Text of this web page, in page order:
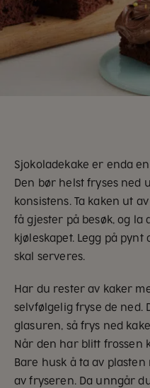
Sjokoladekake er enda
Den bør helst fryses ned
konsistens. Ta kaken ut
få gjester på besøk, og la
kjøleskapet. Legg på
skal serveres.
Har du rester av kaker
selvfølgelig fryse de ned.
glasuren, så frys ned
Når den har blitt frossen
Bare husk å ta av
av fryseren. Da unngår